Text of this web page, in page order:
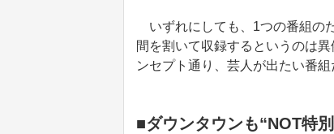
いずれにしても、1つの番組の
間を割いて収録するというのは
ンセプト通り、芸人が出たい番組
■ダウンタウンも“NOT特